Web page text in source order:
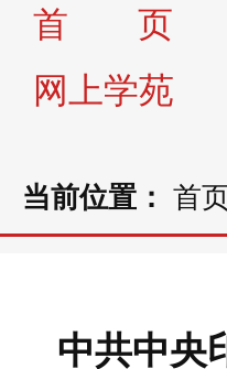
首 页
网上学苑
当前位置： 首
中共中央